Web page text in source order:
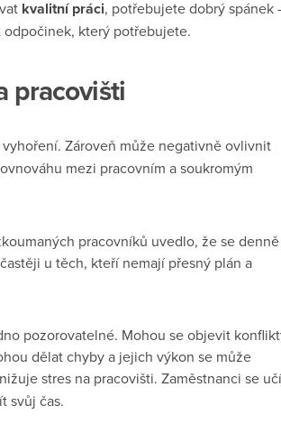
kvalitní práci, potřebujete dobrý spánek
který potřebujete.
pracovišti
Zároveň může negativně ovlivnit
mezi pracovním a soukromým
pracovníků uvedlo, že se denně
u těch, kteří nemají přesný plán a
pozorovatelné. Mohou se objevit
dělat chyby a jejich výkon se může
stres na pracovišti. Zaměstnanci se
svůj čas.